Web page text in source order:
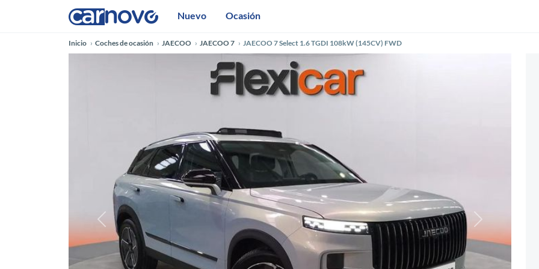
Nuevo Ocasión
Inicio Coches de ocasión JAECOO JAECOO 7 JAECOO 7 Select 1.6 TGDI 108kW (145CV) FWD
Anterior Siguiente